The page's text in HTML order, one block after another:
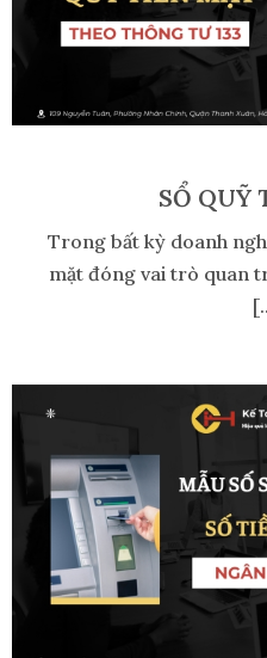
SỔ QUỸ
Trong bất kỳ doanh
mặt đóng vai trò quan